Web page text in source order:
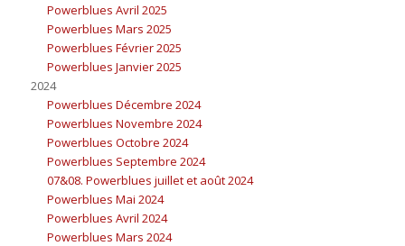
Powerblues Avril 2025
Powerblues Mars 2025
Powerblues Février 2025
Powerblues Janvier 2025
2024
Powerblues Décembre 2024
Powerblues Novembre 2024
Powerblues Octobre 2024
Powerblues Septembre 2024
07&08. Powerblues juillet et août 2024
Powerblues Mai 2024
Powerblues Avril 2024
Powerblues Mars 2024